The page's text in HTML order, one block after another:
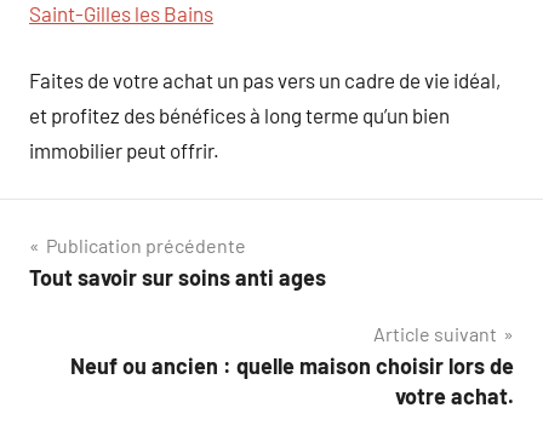
Saint-Gilles les Bains
Faites de votre achat un pas vers un cadre de vie idéal,
et profitez des bénéfices à long terme qu’un bien
immobilier peut offrir.
Navigation
de
Publication précédente
Tout savoir sur soins anti ages
Article suivant
Neuf ou ancien : quelle maison choisir lors de
votre achat.